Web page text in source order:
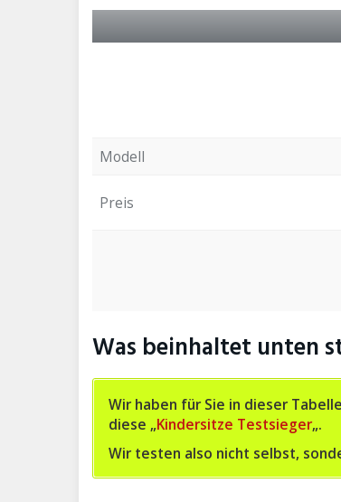
Modell
Preis
Was beinhaltet unten
Wir haben für Sie in dieser
diese „Kindersitze Testsieger„.
Wir testen also nicht selbst,